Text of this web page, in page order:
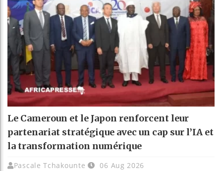
Le Cameroun et le Japon renforcent leur
partenariat stratégique avec un cap sur l’IA et
la transformation numérique
Pascale Tchakounte 06 Aug 2026